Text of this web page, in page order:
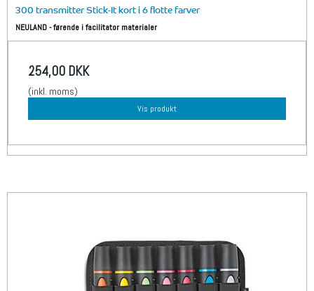
300 transmitter Stick-It kort i 6 flotte farver
NEULAND - førende i facilitator materialer
254,00 DKK
(inkl. moms)
Vis produkt